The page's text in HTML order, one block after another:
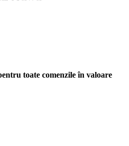
toate comenzile în valoare